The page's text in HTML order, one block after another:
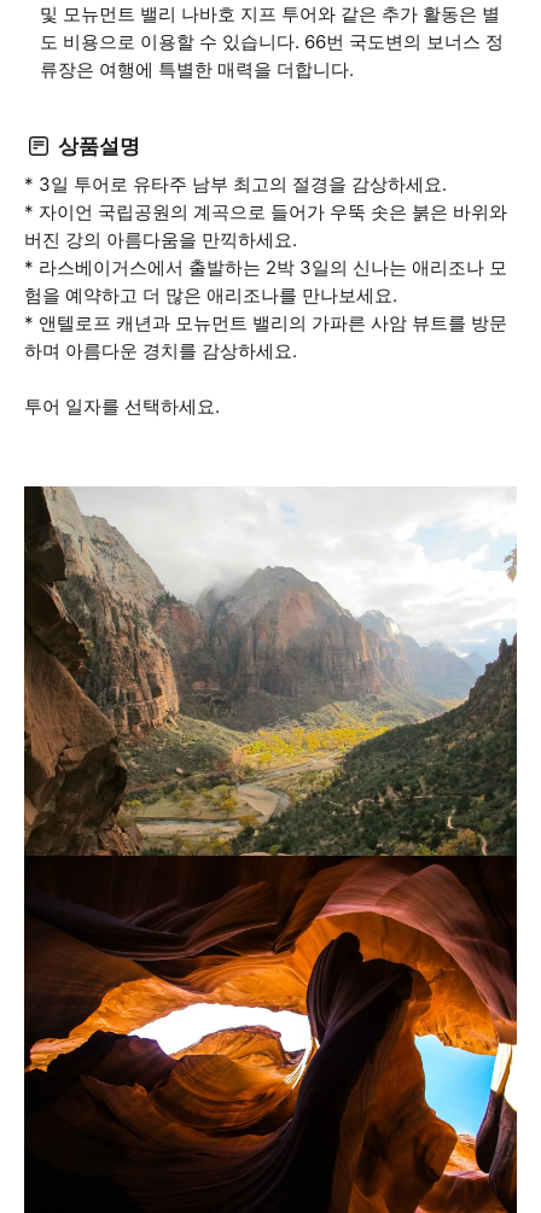
및 모뉴먼트 밸리 나바호 지프 투어와 같은 추가 활동은 별
도 비용으로 이용할 수 있습니다. 66번 국도변의 보너스 정
류장은 여행에 특별한 매력을 더합니다.
상품설명
* 3일 투어로 유타주 남부 최고의 절경을 감상하세요.
* 자이언 국립공원의 계곡으로 들어가 우뚝 솟은 붉은 바위와
버진 강의 아름다움을 만끽하세요.
* 라스베이거스에서 출발하는 2박 3일의 신나는 애리조나 모
험을 예약하고 더 많은 애리조나를 만나보세요.
* 앤텔로프 캐년과 모뉴먼트 밸리의 가파른 사암 뷰트를 방문
하며 아름다운 경치를 감상하세요.
투어 일자를 선택하세요.